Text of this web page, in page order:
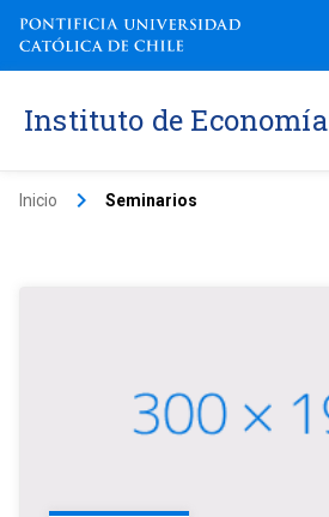
Instituto de Economía
Inicio keyboard_arrow_right Seminarios